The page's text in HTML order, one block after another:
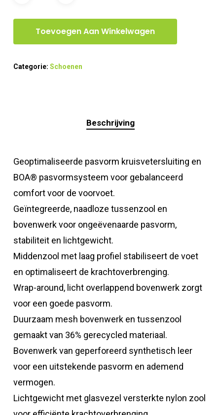
Toevoegen Aan Winkelwagen
Categorie: Schoenen
Beschrijving
Geoptimaliseerde pasvorm kruisvetersluiting en
BOA® pasvormsysteem voor gebalanceerd
comfort voor de voorvoet.
Geïntegreerde, naadloze tussenzool en
bovenwerk voor ongeëvenaarde pasvorm,
stabiliteit en lichtgewicht.
Middenzool met laag profiel stabiliseert de voet
en optimaliseert de krachtoverbrenging.
Wrap-around, licht overlappend bovenwerk zorgt
voor een goede pasvorm.
Duurzaam mesh bovenwerk en tussenzool
gemaakt van 36% gerecycled materiaal.
Bovenwerk van geperforeerd synthetisch leer
voor een uitstekende pasvorm en ademend
vermogen.
Lichtgewicht met glasvezel versterkte nylon zool